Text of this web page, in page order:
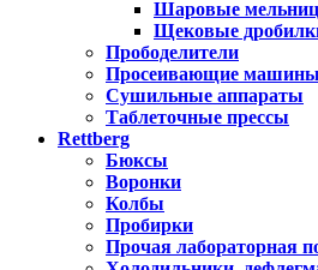
Шаровые
Щековые
Прободелители
Просеивающие машины
Сушильные аппараты
Таблеточные прессы
Rettberg
Бюксы
Воронки
Колбы
Пробирки
Прочая лабораторная